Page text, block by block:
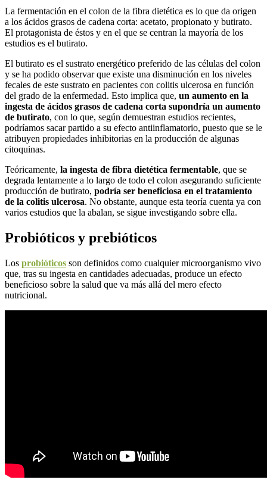
La fermentación en el colon de la fibra dietética es lo que da origen
a los ácidos grasos de cadena corta: acetato, propionato y butirato.
El protagonista de éstos y en el que se centran la mayoría de los
estudios es el butirato.
El butirato es el sustrato energético preferido de las células del colon
y se ha podido observar que existe una disminución en los niveles
fecales de este sustrato en pacientes con colitis ulcerosa en función
del grado de la enfermedad. Esto implica que, un aumento en la
ingesta de ácidos grasos de cadena corta supondría un aumento
de butirato, con lo que, según demuestran estudios recientes,
podríamos sacar partido a su efecto antiinflamatorio, puesto que se le
atribuyen propiedades inhibitorias en la producción de algunas
citoquinas.
Teóricamente, la ingesta de fibra dietética fermentable, que se
degrada lentamente a lo largo de todo el colon asegurando suficiente
producción de butirato, podría ser beneficiosa en el tratamiento
de la colitis ulcerosa. No obstante, aunque esta teoría cuenta ya con
varios estudios que la abalan, se sigue investigando sobre ella.
Probióticos y prebióticos
Los probióticos son definidos como cualquier microorganismo vivo
que, tras su ingesta en cantidades adecuadas, produce un efecto
beneficioso sobre la salud que va más allá del mero efecto
nutricional.